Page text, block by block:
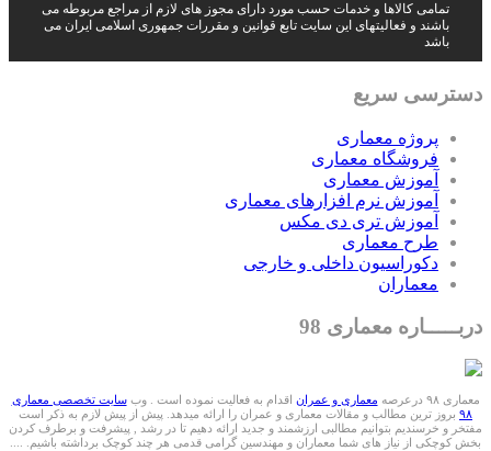
تمامی کالاها و خدمات حسب مورد دارای مجوز های لازم از مراجع مربوطه می
باشند و فعالیتهای این سایت تابع قوانین و مقررات جمهوری اسلامی ایران می
باشد
دسترسی سریع
پروژه معماری
فروشگاه معماری
آموزش معماری
آموزش نرم افزارهای معماری
آموزش تری دی مکس
طرح معماری
دکوراسیون داخلی و خارجی
معماران
دربـــــاره معماری 98
معماری ۹۸ درعرصه معماری و عمران اقدام به فعالیت نموده است . وبسایت تخصصی معماری
۹۸ بروز ترین مطالب و مقالات معماری و عمران را ارائه میدهد. پیش از پیش لازم به ذکر است
مفتخر و خرسندیم بتوانیم مطالبی ارزشمند و جدید ارائه دهیم تا در رشد , پیشرفت و برطرف کردن
بخش کوچکی از نیاز های شما معماران و مهندسین گرامی قدمی هر چند کوچک برداشته باشیم. ....